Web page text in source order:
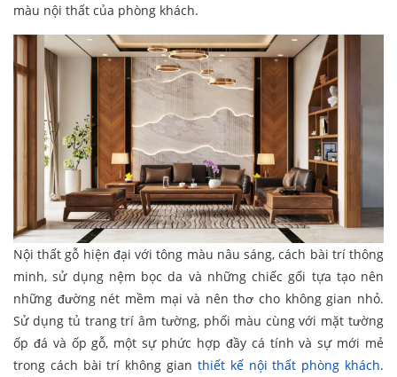
màu nội thất của phòng khách.
Nội thất gỗ hiện đại với tông màu nâu sáng, cách bài trí thông
minh, sử dụng nệm bọc da và những chiếc gối tựa tạo nên
những đường nét mềm mại và nên thơ cho không gian nhỏ.
Sử dụng tủ trang trí âm tường, phối màu cùng với mặt tường
ốp đá và ốp gỗ, một sự phức hợp đầy cá tính và sự mới mẻ
trong cách bài trí không gian thiết kế nội thất phòng khách.